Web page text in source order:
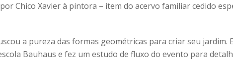
Chico Xavier à pintora – item do acervo familiar cedido
a pureza das formas geométricas para criar seu jardim.
Bauhaus e fez um estudo de fluxo do evento para